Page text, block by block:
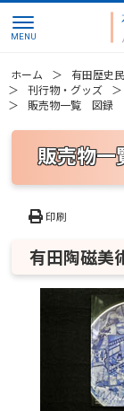
ホーム 有田歴史
刊行物・グッズ
販売物一覧 図録
販売物
印刷
有田陶磁美